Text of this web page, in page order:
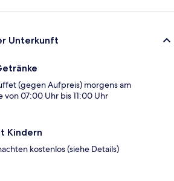
Unterkunft
(gegen Aufpreis) morgens am
von 07:00 Uhr bis 11:00 Uhr
Kindern
kostenlos (siehe Details)